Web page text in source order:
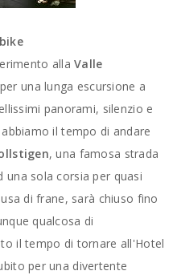
allaValle
una lunga escursione a
panorami, silenzio e
il tempo di andare
, una famosa strada
sola corsia per quasi
di frane, sarà chiuso fino
qualcosa di
il tempo di tornare all'Hotel
per una divertente